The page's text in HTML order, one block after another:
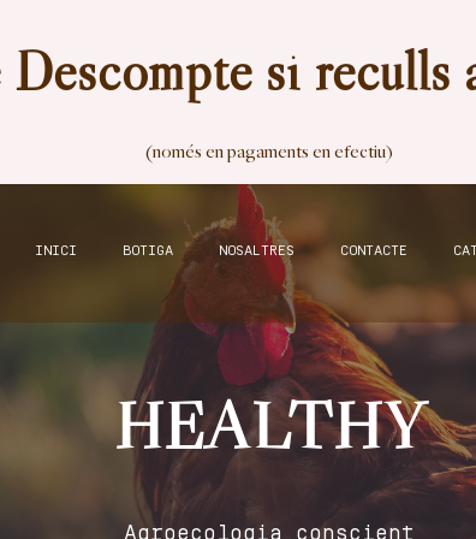
Descompte si reculls
(només en pagaments en efectiu)
INICI BOTIGA NOSALTRES CONTACTE
HEALTHY